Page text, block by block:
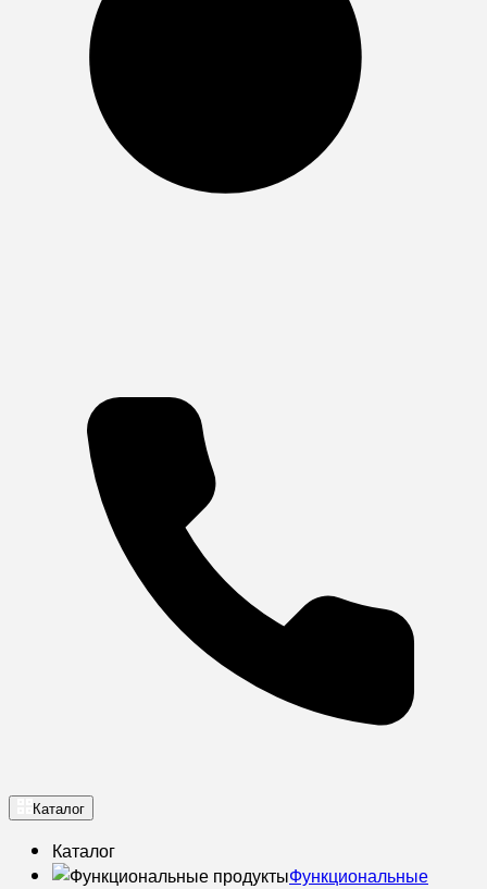
Каталог
Каталог
Функциональные